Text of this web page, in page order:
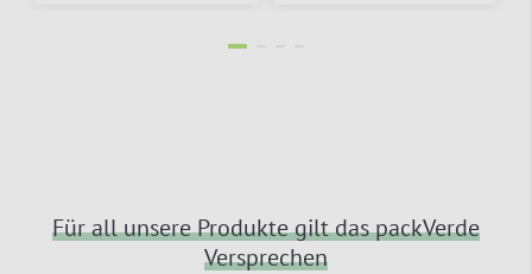
Für all unsere Produkte gilt das packVerde
Versprechen